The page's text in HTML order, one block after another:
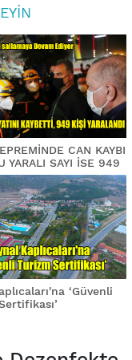
CAN KAYBI
YARALI SAYI İSE 949
‘Güvenli